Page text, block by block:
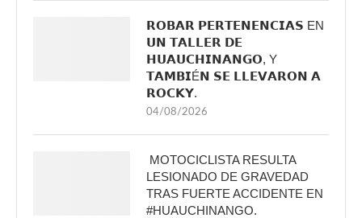
𝗥𝗢𝗕𝗔𝗥 𝗣𝗘𝗥𝗧𝗘𝗡𝗘𝗡𝗖𝗜𝗔𝗦 EN
𝗨𝗡 𝗧𝗔𝗟𝗟𝗘𝗥 𝗗𝗘
𝗛𝗨𝗔𝗨𝗖𝗛𝗜𝗡𝗔𝗡𝗚𝗢, Y
𝗧𝗔𝗠𝗕𝗜É𝗡 𝗦𝗘 𝗟𝗟𝗘𝗩𝗔𝗥𝗢𝗡 𝗔
𝗥𝗢𝗖𝗞𝗬.
04/08/2026
MOTOCICLISTA RESULTA
LESIONADO DE GRAVEDAD
TRAS FUERTE ACCIDENTE EN
#HUAUCHINANGO.